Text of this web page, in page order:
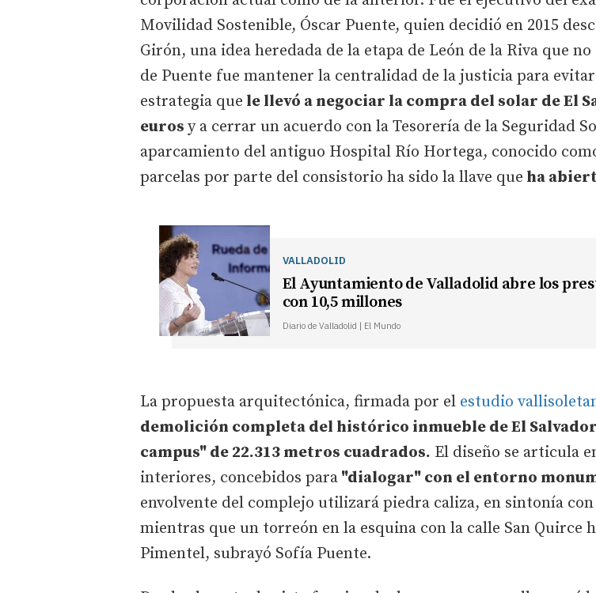
Movilidad Sostenible, Óscar Puente, quien decidió en 2015
Girón, una idea heredada de la etapa de León de la Riva que
de Puente fue mantener la centralidad de la justicia para
estrategia que le llevó a negociar la compra del solar de El
euros y a cerrar un acuerdo con la Tesorería de la Seguridad
aparcamiento del antiguo Hospital Río Hortega, conocido
parcelas por parte del consistorio ha sido la llave que ha
VALLADOLID
El Ayuntamiento de Valladolid abre los
con 10,5 millones
Diario de Valladolid | El Mundo
La propuesta arquitectónica, firmada por el estudio
demolición completa del histórico inmueble de El Salvador
campus" de 22.313 metros cuadrados. El diseño se articula
interiores, concebidos para "dialogar" con el entorno
envolvente del complejo utilizará piedra caliza, en sintonía con
mientras que un torreón en la esquina con la calle San Quirce
Pimentel, subrayó Sofía Puente.